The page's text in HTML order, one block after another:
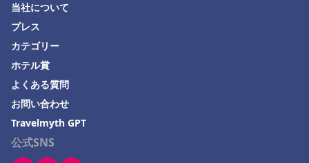
山中湖村でのホテル
大洗町でのホテル
下田市でのホテル
岡崎市でのホテル
飛騨市でのホテル
茅ヶ崎市でのホテル
長浜市でのホテル
公式SNS
当社について
プレス
カテゴリー
ホテル賞
よくある質問
お問い合わせ
Travelmyth GPT